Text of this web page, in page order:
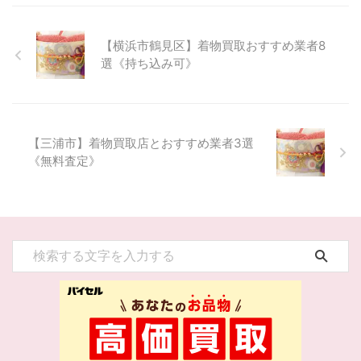
【横浜市鶴見区】着物買取おすすめ業者8
選《持ち込み可》
【三浦市】着物買取店とおすすめ業者3選
《無料査定》